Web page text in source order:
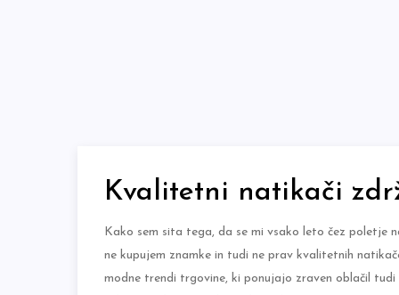
Kvalitetni natikači
Kako sem sita tega, da se mi vsako leto čez poletje
ne kupujem znamke in tudi ne prav kvalitetnih
modne trendi trgovine, ki ponujajo zraven oblačil